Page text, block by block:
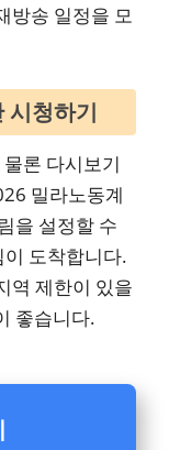
방송 일정을 모
시청하기
론 다시보기
밀라노동계
을 설정할 수
도착합니다.
역 제한이 있을
좋습니다.